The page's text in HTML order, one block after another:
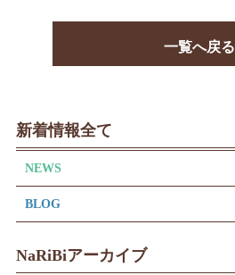
一覧へ戻る
新着情報全て
NEWS
BLOG
NaRiBiアーカイブ